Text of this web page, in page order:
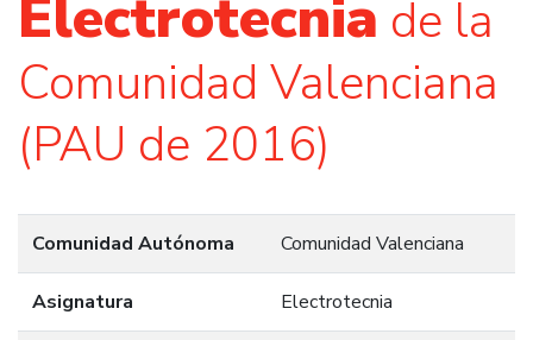
Electrotecnia de la
Comunidad Valenciana
(PAU de 2016)
Comunidad Autónoma Comunidad Valenciana
Asignatura Electrotecnia